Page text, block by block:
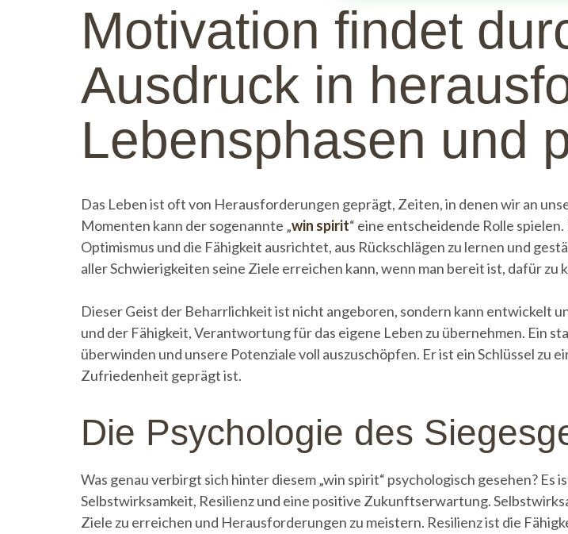
Motivation findet
Ausdruck in
Lebensphasen und
Das Leben ist oft von Herausforderungen geprägt, Zeiten, in denen wir an
Momenten kann der sogenannte „win spirit“ eine entscheidende Rolle
Optimismus und die Fähigkeit ausrichtet, aus Rückschlägen zu lernen und
aller Schwierigkeiten seine Ziele erreichen kann, wenn man bereit ist, dafür zu
Dieser Geist der Beharrlichkeit ist nicht angeboren, sondern kann entwickelt
und der Fähigkeit, Verantwortung für das eigene Leben zu übernehmen. Ein
überwinden und unsere Potenziale voll auszuschöpfen. Er ist ein Schlüssel
Zufriedenheit geprägt ist.
Die Psychologie des
Was genau verbirgt sich hinter diesem „win spirit“ psychologisch gesehen?
Selbstwirksamkeit, Resilienz und eine positive Zukunftserwartung.
Ziele zu erreichen und Herausforderungen zu meistern. Resilienz ist die